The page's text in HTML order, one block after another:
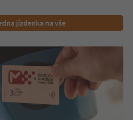
jízdenka na vše